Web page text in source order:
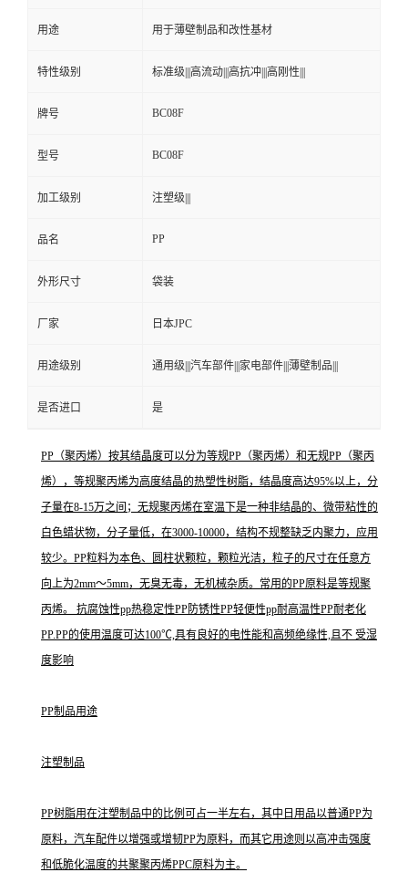
用途 用于薄壁制品和改性基材
特性级别 标准级|||高流动|||高抗冲|||高刚性|||
牌号 BC08F
型号 BC08F
加工级别 注塑级|||
品名 PP
外形尺寸 袋装
厂家 日本JPC
用途级别 通用级|||汽车部件|||家电部件|||薄壁制品|||
是否进口 是
PP（聚丙烯）按其结晶度可以分为等规PP（聚丙烯）和无规PP（聚丙
烯），等规聚丙烯为高度结晶的热塑性树脂，结晶度高达95%以上，分
子量在8-15万之间；无规聚丙烯在室温下是一种非结晶的、微带粘性的
白色蜡状物，分子量低，在3000-10000，结构不规整缺乏内聚力，应用
较少。PP粒料为本色、圆柱状颗粒，颗粒光洁，粒子的尺寸在任意方
向上为2mm～5mm，无臭无毒，无机械杂质。常用的PP原料是等规聚
丙烯。 抗腐蚀性pp热稳定性PP防锈性PP轻便性pp耐高温性PP耐老化
PP.PP的使用温度可达100℃,具有良好的电性能和高频绝缘性,且不 受湿
度影响
PP制品用途
注塑制品
PP树脂用在注塑制品中的比例可占一半左右，其中日用品以普通PP为
原料，汽车配件以增强或增韧PP为原料，而其它用途则以高冲击强度
和低脆化温度的共聚聚丙烯PPC原料为主。